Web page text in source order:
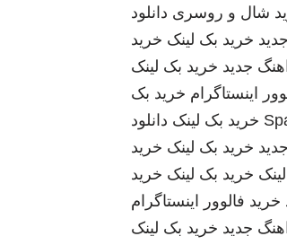
شال و روسری دانلود
خرید بک لینک خرید
جدید خرید بک لینک
اینستاگرام خرید بک
خرید بک لینک دانلود
خرید بک لینک خرید
خرید بک لینک خرید
خرید فالوور اینستاگرام
جدید خرید بک لینک